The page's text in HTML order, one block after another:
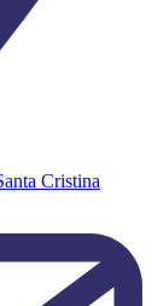
Cristina